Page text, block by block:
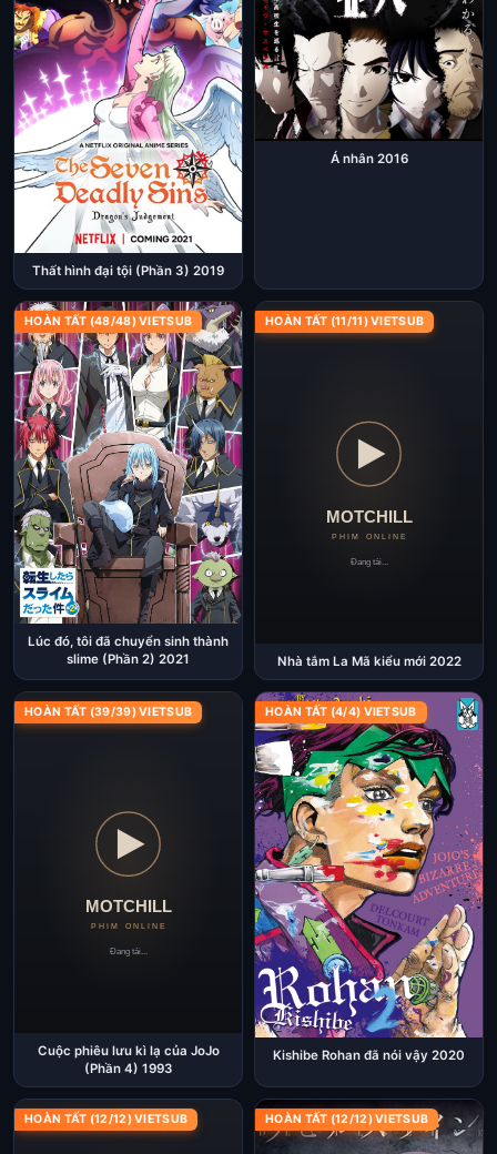
Thất hình đại tội (Phần 3) 2019
Á nhân 2016
HOÀN TẤT (48/48) VIETSUB
Lúc đó, tôi đã chuyển sinh thành
slime (Phần 2) 2021
HOÀN TẤT (11/11) VIETSUB
Nhà tắm La Mã kiểu mới 2022
HOÀN TẤT (39/39) VIETSUB
Cuộc phiêu lưu kì lạ của JoJo
(Phần 4) 1993
HOÀN TẤT (4/4) VIETSUB
Kishibe Rohan đã nói vậy 2020
HOÀN TẤT (12/12) VIETSUB HOÀN TẤT (12/12) VIETSUB